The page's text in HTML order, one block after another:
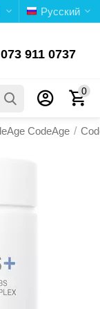
Русский
911 0737
0
CodeAge /